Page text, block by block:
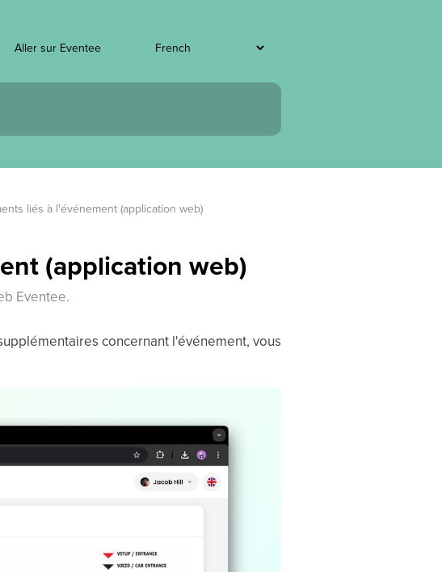
Aller sur Eventee
liés à l'événement (application web)
(application web)
Eventee.
concernant l'événement, vous